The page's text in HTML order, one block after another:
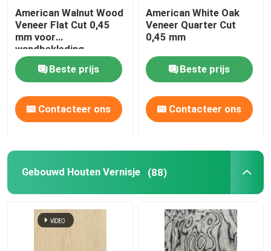
Bamboe Houten Vernisje
Rubberen houten vingerlasplaat
OSB-georiënteerd strandbord
American Walnut Wood
Veneer Flat Cut 0,45
mm voor
wandbekleding
Beste prijs
Contacteer ons
American White Oak
Veneer Quarter Cut
0,45 mm
Beste prijs
Contacteer ons
Gebouwd Houten Vernisje (88)